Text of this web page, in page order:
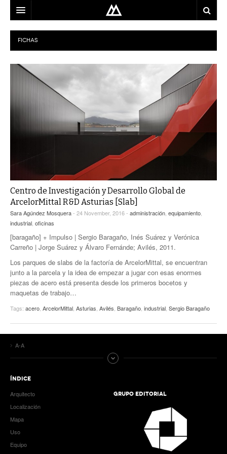
ARQUITECTO
LOCALIZACIÓN
MAPA
BLOG
FICHAS
Centro de Investigación y Desarrollo Global de
ArcelorMittal R&D Asturias [Slab]
Sara Agúndez Mosquera- 24 November, 2016 - administración equipamiento
industrial oficinas
[baragaño] + Impulso | Sergio Baragaño, Inés Suárez y Verónica
Carreño | Jorge Suárez y Álvaro Fernánde; Avilés, 2011.
Los parques de slabs de la factoría de ArcelorMittal, se encuentran
junto a la parcela y la idea de empezar a jugar con esas enormes
piezas de acero está presenta desde los primeros bocetos y
maquetas de trabajo…
Tags: acero ArcelorMittal Asturias Avilés Baragaño industrial Sergio Baragaño
A-A
ÍNDICE
Arquitecto
Localización
Mapa
Uso
Equipo
GRUPO EDITORIAL